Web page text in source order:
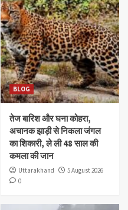
BLOG
तेज बारिश और घना कोहरा,
अचानक झाड़ी से निकला जंगल
का शिकारी, ले ली 48 साल की
कमला की जान
Uttarakhand
5 August 2026
0